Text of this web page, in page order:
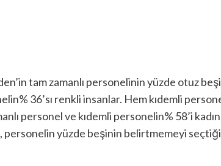
tam zamanlı personelinin yüzde otuz beşi
​​36’sı renkli insanlar. Hem kıdemli
personel ve kıdemli personelin% ​​58’i kadın
personelin yüzde beşinin belirtmemeyi